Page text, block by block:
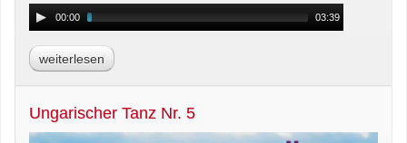
00:00 03:39
weiterlesen
Ungarischer Tanz Nr. 5